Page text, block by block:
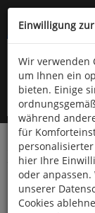
Kompletten
Startseite
Einwilligung
Wir verwenden
um Ihnen ein
bieten. Einige
während
für
hier Ihre
oder
unserer
Cookies